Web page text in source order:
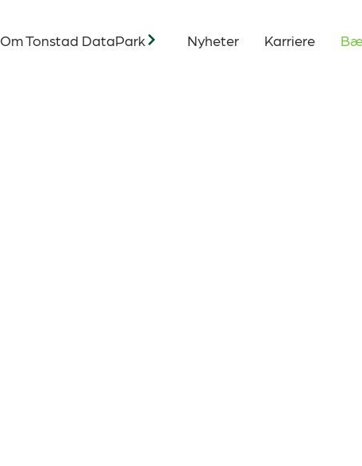
Om Tonstad DataPark Nyheter Karriere